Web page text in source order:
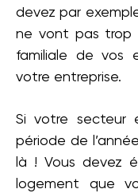
devez par
ne vont pas trop
familiale de vos
votre entreprise.
Si votre secteur
période de
là ! Vous devez
logement que